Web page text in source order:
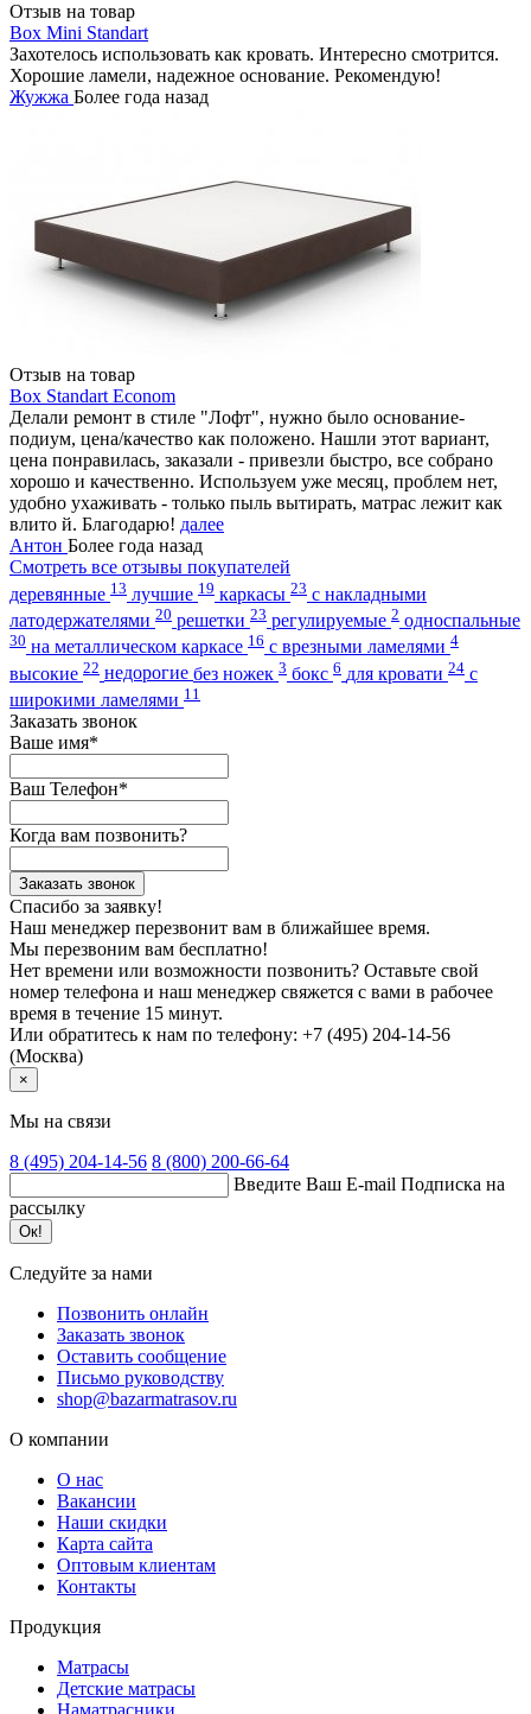
Отзыв на товар
Box Mini Standart
Захотелось использовать как кровать. Интересно смотрится.
Хорошие ламели, надежное основание. Рекомендую!
Жужжа Более года назад
Отзыв на товар
Box Standart Econom
Делали ремонт в стиле "Лофт", нужно было основание-
подиум, цена/качество как положено. Нашли этот вариант,
цена понравилась, заказали - привезли быстро, все собрано
хорошо и качественно. Используем уже месяц, проблем нет,
удобно ухаживать - только пыль вытирать, матрас лежит как
влито й. Благодарю! далее
Антон Более года назад
Смотреть все отзывы покупателей
деревянные 13 лучшие 19 каркасы 23 с накладными
латодержателями 20 решетки 23 регулируемые 2 односпальные
30 на металлическом каркасе 16 с врезными ламелями 4
высокие 22 недорогие без ножек 3 бокс 6 для кровати 24 с
широкими ламелями 11
Заказать звонок
Ваше имя*
Ваш Телефон*
Когда вам позвонить?
Заказать звонок
Спасибо за заявку!
Наш менеджер перезвонит вам в ближайшее время.
Мы перезвоним вам бесплатно!
Нет времени или возможности позвонить? Оставьте свой
номер телефона и наш менеджер свяжется с вами в рабочее
время в течение 15 минут.
Или обратитесь к нам по телефону: +7 (495) 204-14-56
(Москва)
×
Мы на связи
8 (495) 204-14-56 8 (800) 200-66-64
Введите Ваш E-mail Подписка на
рассылку
Ок!
Следуйте за нами
Позвонить онлайн
Заказать звонок
Оставить сообщение
Письмо руководству
shop@bazarmatrasov.ru
О компании
О нас
Вакансии
Наши скидки
Карта сайта
Оптовым клиентам
Контакты
Продукция
Матрасы
Детские матрасы
Наматрасники